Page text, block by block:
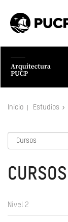
Inicio Estudios
CURSOS
Nivel 2